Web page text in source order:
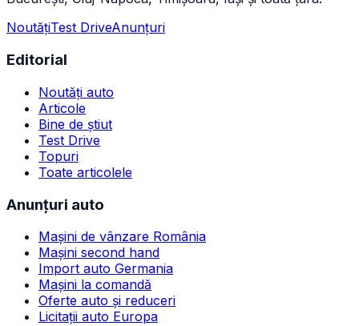
NoutățiTest DriveAnunțuri
Editorial
Noutăți auto
Articole
Bine de știut
Test Drive
Topuri
Toate articolele
Anunțuri auto
Mașini de vânzare România
Mașini second hand
Import auto Germania
Mașini la comandă
Oferte auto și reduceri
Licitații auto Europa